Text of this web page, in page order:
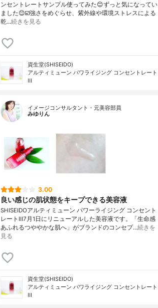
ンセントレートサンプル使ってみた😊ずっと気になってい
ました😊☑️強さをめぐらせ、紫外線や環境ストレスによる
乾…続きを見る
資生堂(SHISEIDO)
アルティミューン パワライジング コンセントレート
III
イメージコンサルタント・元美容部員
みゆりん
3.00
良い感じの肌状態をキープできる美容液
SHISEIDOアルティミューン パワーライジング コンセント
レートⅢ7月1日にリニューアルした美容液です。「生命感
あふれるつややかな肌へ」がブランドのコンセプ…続きを
見る
資生堂(SHISEIDO)
アルティミューン パワライジング コンセントレート
III